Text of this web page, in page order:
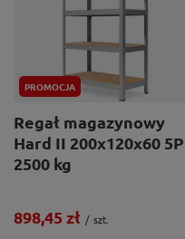
PROMOCJA
Regał magazynowy
Hard II 200x120x60 5P
2500 kg
898,45 zł / szt.